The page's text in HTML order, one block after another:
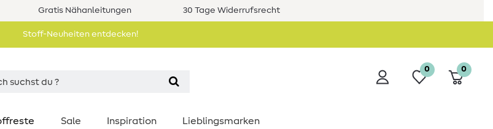
Gratis Nähanleitungen 30 Tage Widerrufsrecht
Stoff-Neuheiten entdecken!
0 0
Sale Inspiration Lieblingsmarken